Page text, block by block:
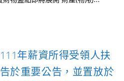
年薪資所得受領人扶
於重要公告，並置放於